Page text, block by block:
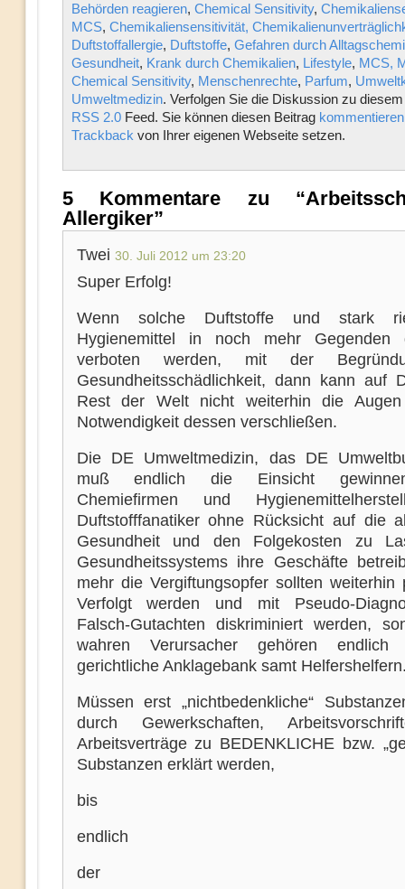
Behörden reagieren, Chemical Sensitivity,
MCS, Chemikaliensensitivität,
Duftstoffallergie, Duftstoffe, Gefahren durch
Gesundheit, Krank durch Chemikalien, Lifestyle, MCS,
Chemical Sensitivity, Menschenrechte, Parfum,
Umweltmedizin. Verfolgen Sie die Diskussion zu
RSS 2.0Feed. Sie können diesen Beitrag kommentieren
Trackback von Ihrer eigenen Webseite setzen.
5 Kommentare zu
Allergiker”
Twei 30. Juli 2012 um 23:20
Super Erfolg!
Wenn solche Duftstoffe und stark
Hygienemittel in noch mehr Gegenden
verboten werden, mit der
Gesundheitsschädlichkeit, dann kann auf
Rest der Welt nicht weiterhin die
Notwendigkeit dessen verschließen.
Die DE Umweltmedizin, das DE
muß endlich die Einsicht
Chemiefirmen und
Duftstofffanatiker ohne Rücksicht auf die
Gesundheit und den Folgekosten zu
Gesundheitssystems ihre Geschäfte
mehr die Vergiftungsopfer sollten weiterhin
Verfolgt werden und mit Pseudo-
Falsch-Gutachten diskriminiert werden,
wahren Verursacher gehören
gerichtliche Anklagebank samt
Müssen erst „nichtbedenkliche“
durch Gewerkschaften,
Arbeitsverträge zu BEDENKLICHE bzw.
Substanzen erklärt werden,
bis
endlich
der